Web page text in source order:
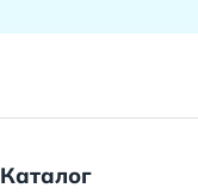
Каталог